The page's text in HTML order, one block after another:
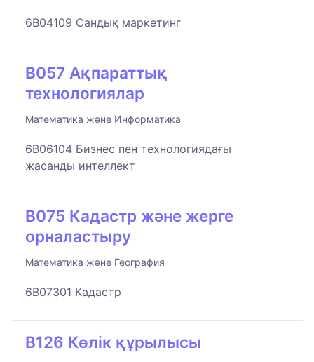
6B04109 Сандық маркетинг
B057 Ақпараттық
технологиялар
Математика және Информатика
6B06104 Бизнес пен технологиядағы
жасанды интеллект
B075 Кадастр және жерге
орналастыру
Математика және География
6B07301 Кадастр
B126 Көлік құрылысы